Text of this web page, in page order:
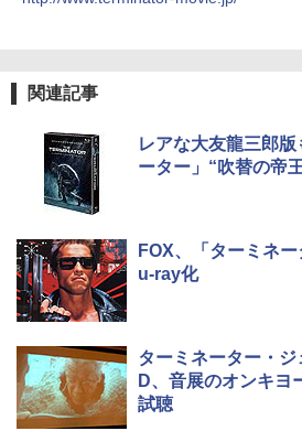
関連記事
レアな大友龍三郎
ーター」“吹替の帝
FOX、「ターミネ
u-ray化
ターミネーター・
D、音展のオンキヨ
試聴